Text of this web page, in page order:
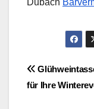
für Ihre